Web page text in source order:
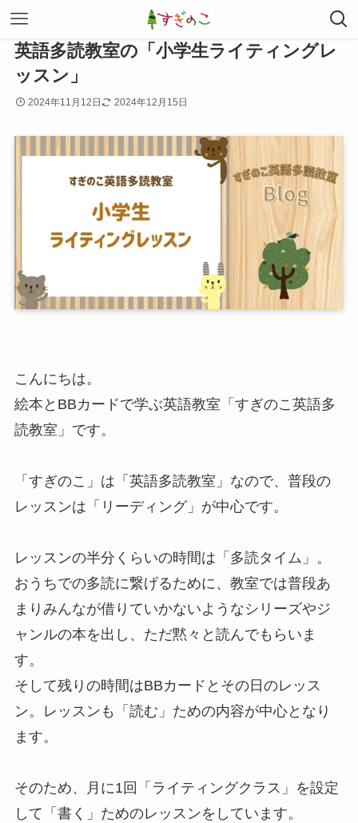
英語多読教室の「小学生ライティングレ
ッスン」
2024年11月12日 2024年12月15日
こんにちは。
絵本とBBカードで学ぶ英語教室「すぎのこ英語多
読教室」です。
「すぎのこ」は「英語多読教室」なので、普段の
レッスンは「リーディング」が中心です。
レッスンの半分くらいの時間は「多読タイム」。
おうちでの多読に繋げるために、教室では普段あ
まりみんなが借りていかないようなシリーズやジ
ャンルの本を出し、ただ黙々と読んでもらいま
す。
そして残りの時間はBBカードとその日のレッス
ン。レッスンも「読む」ための内容が中心となり
ます。
そのため、月に1回「ライティングクラス」を設定
して「書く」ためのレッスンをしています。